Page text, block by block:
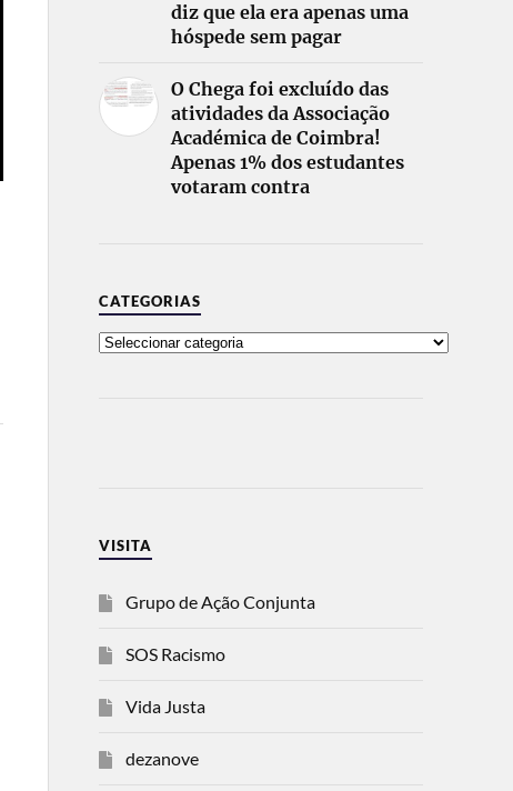
diz que ela era apenas uma
hóspede sem pagar
O Chega foi excluído das
atividades da Associação
Académica de Coimbra!
Apenas 1% dos estudantes
votaram contra
CATEGORIAS
VISITA
Grupo de Ação Conjunta
SOS Racismo
Vida Justa
dezanove